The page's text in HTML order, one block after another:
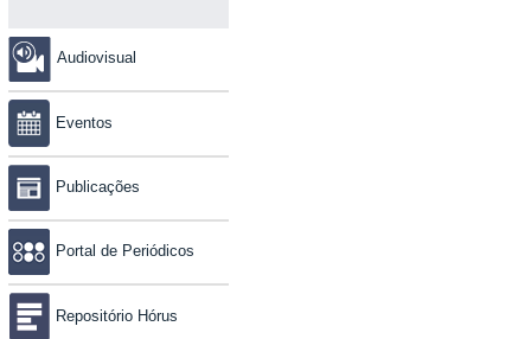
Audiovisual
Eventos
Publicações
Portal de Periódicos
Repositório Hórus